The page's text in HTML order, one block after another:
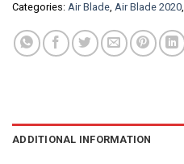
Categories: Air Blade, Air Blade 2020,
ADDITIONAL INFORMATION